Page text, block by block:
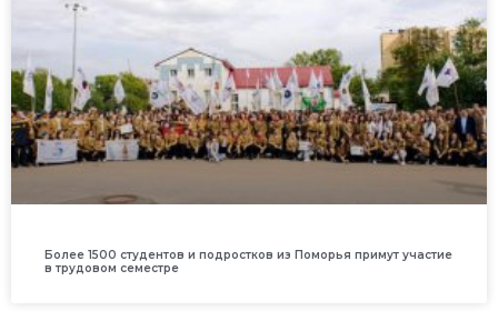
Более 1500 студентов и подростков из Поморья примут участие
в трудовом семестре